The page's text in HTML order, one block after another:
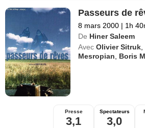
Passeurs de
8 mars 2000 | 1h
De Hiner Saleem
Avec Olivier Sitruk
Mesropian
Boris
Presse
3,1
Spectateurs
3,0